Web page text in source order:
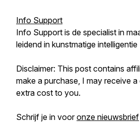
Info Support
Info Support is de specialist in
leidend in kunstmatige
Disclaimer: This post contains
make a purchase, I may receive
extra cost to you.
Schrijf je in vooronze nieuwsbrief